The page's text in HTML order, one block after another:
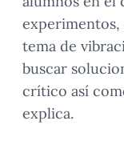
tema de
buscar
crítico así
explica.